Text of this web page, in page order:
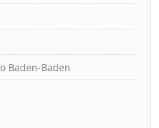
Baden-Baden